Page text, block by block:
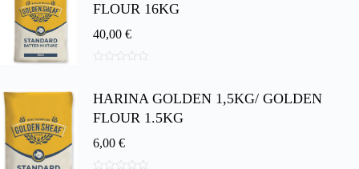
FLOUR 16KG
40,00 €
e
HARINA GOLDEN 1,5KG/ GOLDEN
FLOUR 1.5KG
6,00 €